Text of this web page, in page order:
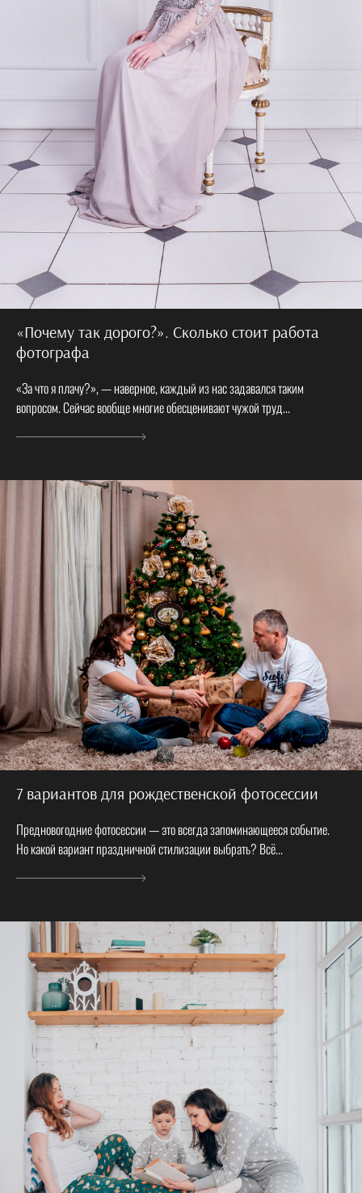
«Почему так дорого?». Сколько стоит работа
фотографа
«За что я плачу?», — наверное, каждый из нас задавался таким
вопросом. Сейчас вообще многие обесценивают чужой труд...
7 вариантов для рождественской фотосессии
Предновогодние фотосессии — это всегда запоминающееся событие.
Но какой вариант праздничной стилизации выбрать? Всё...